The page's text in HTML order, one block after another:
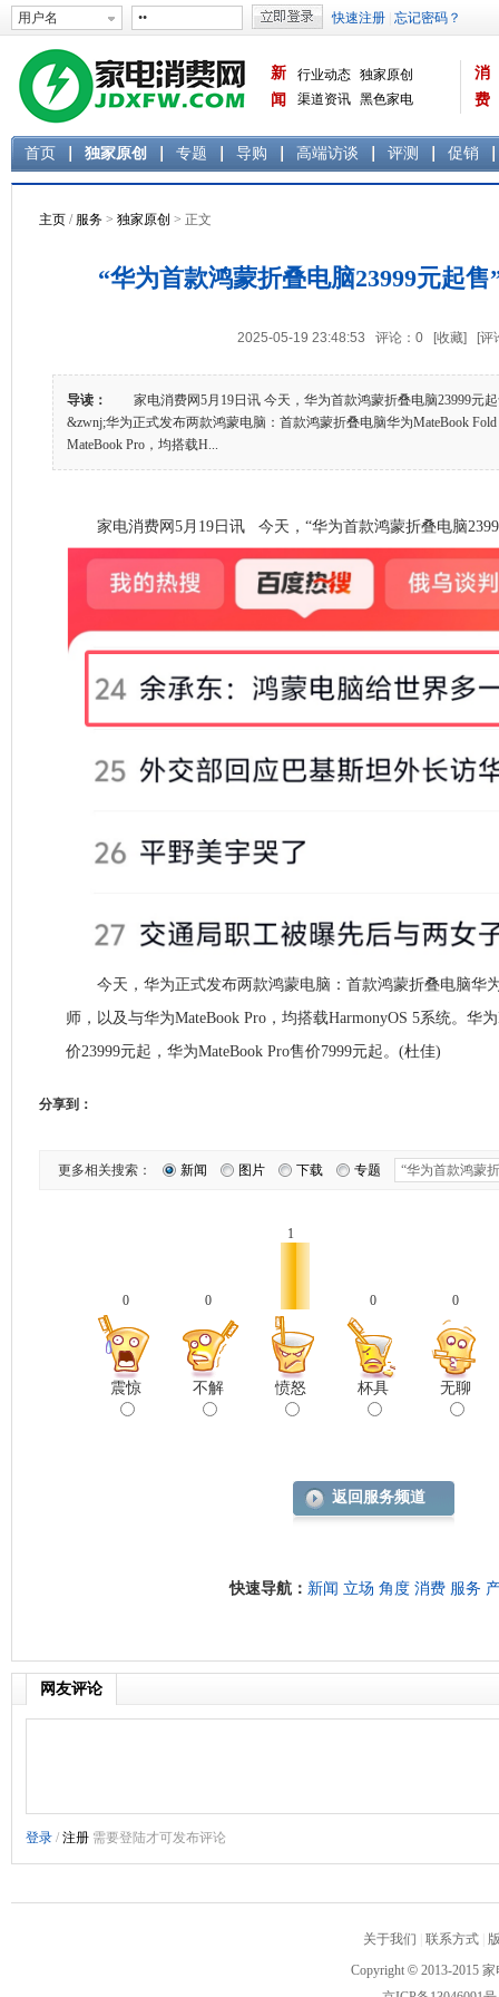
新
闻
行业动态 独家原创
渠道资讯 黑色家电
消
费
首页 独家原创 专题 导购 高端访谈 评测 促销
主页 / 服务 > 独家原创 > 正文
“华为首款鸿蒙折叠电脑23999元起
2025-05-19 23:48:53 评论： 0 [收藏] [评
导读：
家电消费网5月19日讯 今天，华为首款鸿蒙折叠电脑23999
&zwnj;华为正式发布两款鸿蒙电脑：首款鸿蒙折叠电脑华为MateBook
MateBook Pro，均搭载H...
家电消费网5月19日讯 今天，“华为首款鸿蒙折叠电脑
今天，‌华为正式发布两款鸿蒙电脑：首款鸿蒙折叠电脑华为
师，以及与华为MateBook Pro，均搭载HarmonyOS 5系统。华
价23999元起，华为MateBook Pro售价7999元起。‌(杜佳)
分享到：
更多相关搜索： 新闻 图片 下载 专题
0
震惊
0
不解
1
愤怒
0
杯具
0
无聊
返回服务频道
快速导航： 新闻 立场 角度 消费 服务
网友评论
关于我们 联系方式
Copyright © 2013-2015